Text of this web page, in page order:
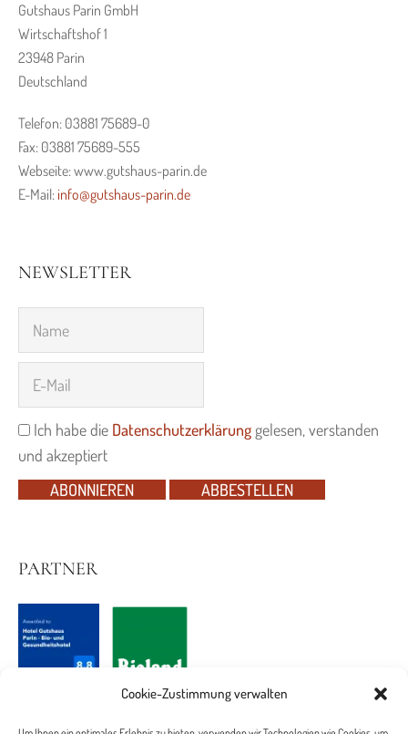
Cookie-Zustimmung verwalten
Gutshaus Parin GmbH
Wirtschaftshof 1
23948 Parin
Deutschland
Telefon: 03881 75689-0
Fax: 03881 75689-555
Webseite: www.gutshaus-parin.de
E-Mail: info@gutshaus-parin.de
NEWSLETTER
Ich habe die Datenschutzerklärung gelesen, verstanden
und akzeptiert
ABONNIEREN
ABBESTELLEN
PARTNER